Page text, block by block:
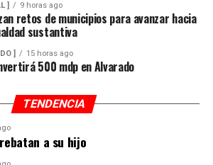
] 9 horas ago
retos de municipios para avanzar hacia
sustantiva
] 15 horas ago
500 mdp en Alvarado
TENDENCIA
a su hijo